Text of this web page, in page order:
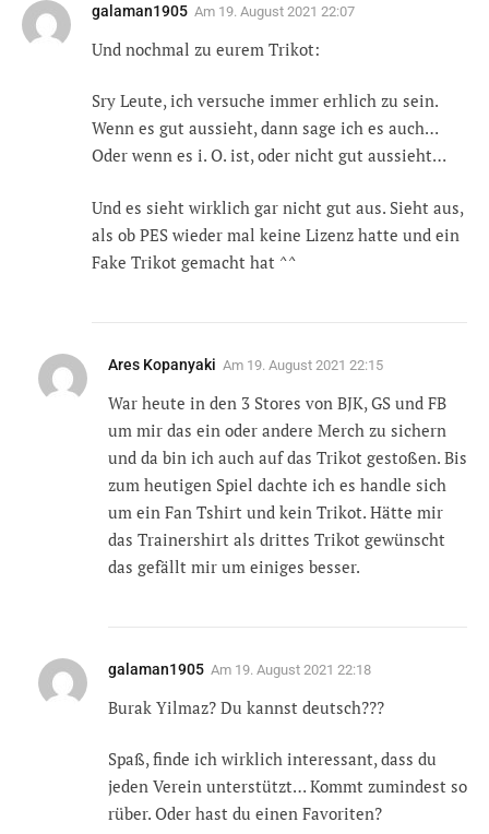
galaman1905 Am 19. August 2021 22:07
Und nochmal zu eurem Trikot:
Sry Leute, ich versuche immer erhlich zu sein.
Wenn es gut aussieht, dann sage ich es auch…
Oder wenn es i. O. ist, oder nicht gut aussieht…
Und es sieht wirklich gar nicht gut aus. Sieht aus,
als ob PES wieder mal keine Lizenz hatte und ein
Fake Trikot gemacht hat ^^
Ares Kopanyaki Am 19. August 2021 22:15
War heute in den 3 Stores von BJK, GS und FB
um mir das ein oder andere Merch zu sichern
und da bin ich auch auf das Trikot gestoßen. Bis
zum heutigen Spiel dachte ich es handle sich
um ein Fan Tshirt und kein Trikot. Hätte mir
das Trainershirt als drittes Trikot gewünscht
das gefällt mir um einiges besser.
galaman1905 Am 19. August 2021 22:18
Burak Yilmaz? Du kannst deutsch???
Spaß, finde ich wirklich interessant, dass du
jeden Verein unterstützt… Kommt zumindest so
rüber. Oder hast du einen Favoriten?